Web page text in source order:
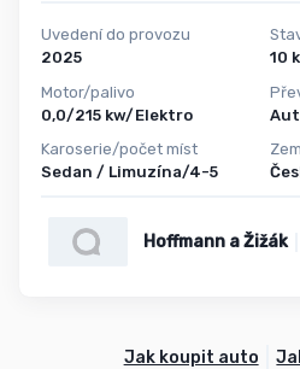
Uvedení do provozu
2025
Motor/palivo
0,0/215 kw/Elektro
Karoserie/počet míst
Sedan / Limuzína/4-5
Hoffmann a Žižák
Jak koupit auto